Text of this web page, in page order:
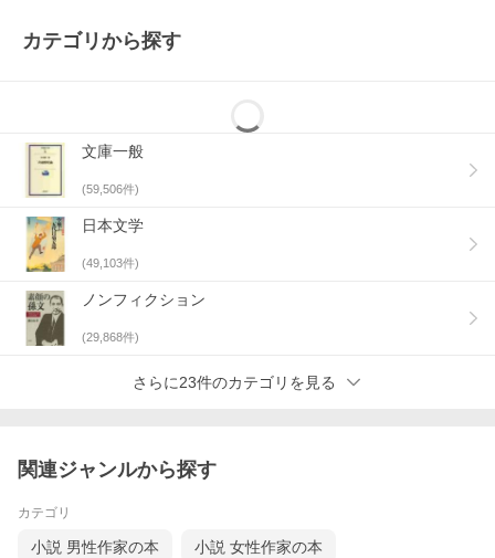
カテゴリから探す
文庫一般
(59,506件)
日本文学
(49,103件)
ノンフィクション
(29,868件)
さらに23件のカテゴリを見る
関連ジャンルから探す
カテゴリ
小説 男性作家の本 小説 女性作家の本